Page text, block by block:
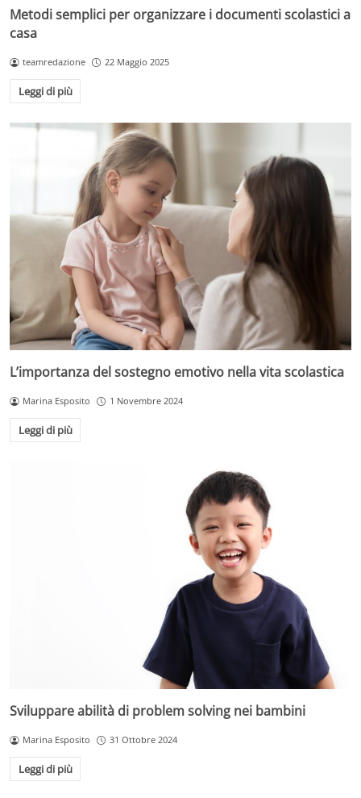
Metodi semplici per organizzare i documenti scolastici a
casa
teamredazione 22 Maggio 2025
Leggi di più
L’importanza del sostegno emotivo nella vita scolastica
Marina Esposito 1 Novembre 2024
Leggi di più
Sviluppare abilità di problem solving nei bambini
Marina Esposito 31 Ottobre 2024
Leggi di più